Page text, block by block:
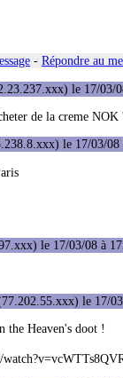
- Répondre au
le 17/03/
de la creme NOK
le 17/03/08
le 17/03/08 à
le 17/
Heaven's doot !